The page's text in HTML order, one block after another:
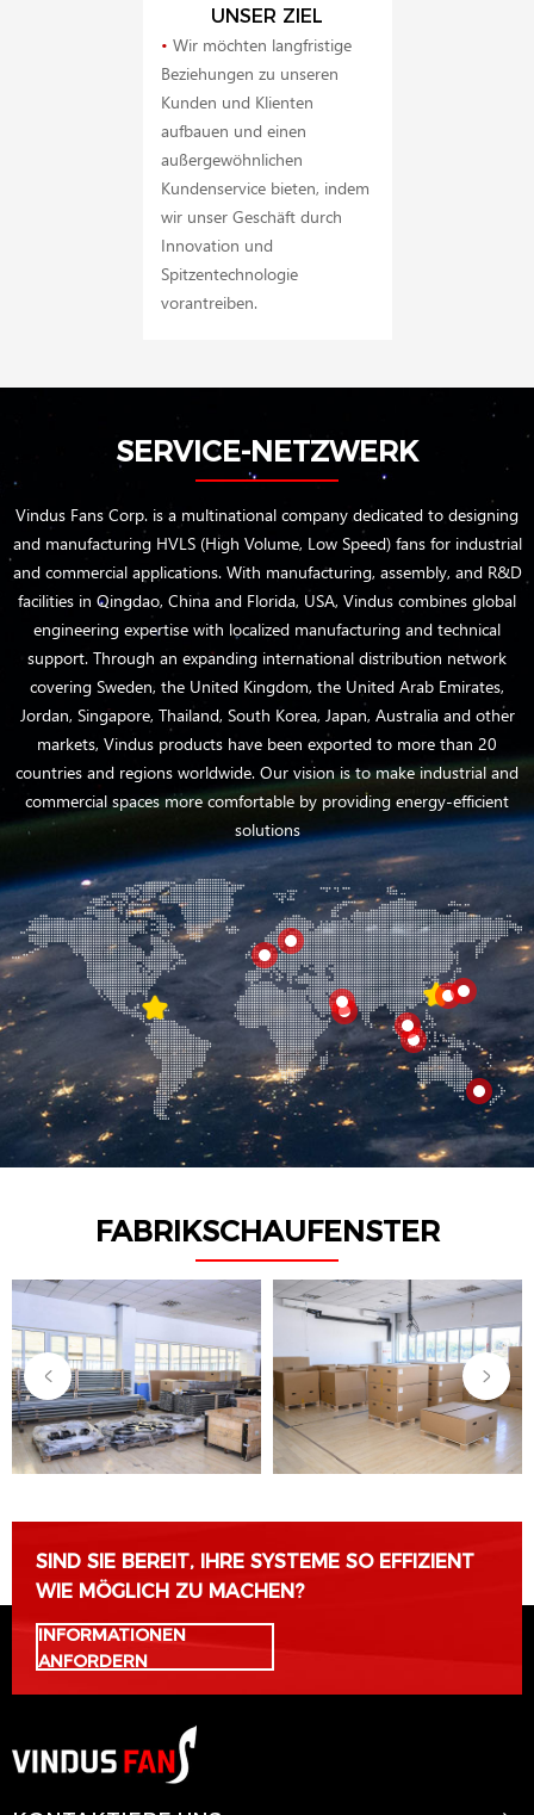
UNSER ZIEL
• Wir möchten langfristige
Beziehungen zu unseren
Kunden und Klienten
aufbauen und einen
außergewöhnlichen
Kundenservice bieten, indem
wir unser Geschäft durch
Innovation und
Spitzentechnologie
vorantreiben.
SERVICE-NETZWERK
Vindus Fans Corp. is a multinational company dedicated to designing
and manufacturing HVLS (High Volume, Low Speed) fans for industrial
and commercial applications. With manufacturing, assembly, and R&D
facilities in Qingdao, China and Florida, USA, Vindus combines global
engineering expertise with localized manufacturing and technical
support. Through an expanding international distribution network
covering Sweden, the United Kingdom, the United Arab Emirates,
Jordan, Singapore, Thailand, South Korea, Japan, Australia and other
markets, Vindus products have been exported to more than 20
countries and regions worldwide. Our vision is to make industrial and
commercial spaces more comfortable by providing energy-efficient
solutions
FABRIKSCHAUFENSTER
SIND SIE BEREIT, IHRE SYSTEME SO EFFIZIENT
WIE MÖGLICH ZU MACHEN?
INFORMATIONEN
ANFORDERN